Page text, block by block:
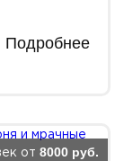
Подробнее
от 8000 руб.